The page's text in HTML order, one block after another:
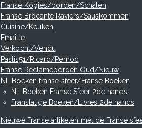
Franse Kopjes/borden/Schalen
Franse Brocante Raviers/Sauskommen
Cuisine/Keuken
Emaille
Verkocht/Vendu
Pastis51/Ricard/Pernod
Franse Reclameborden Oud/Nieuw
NL Boeken franse sfeer/Franse Boeken
NL Boeken Franse Sfeer 2de hands
Franstalige Boeken/Livres 2de hands
Nieuwe Franse artikelen met de Franse